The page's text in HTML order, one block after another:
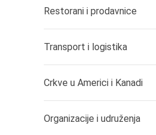
Restorani i prodavnice
Transport i logistika
Crkve u Americi i Kanadi
Organizacije i udruženja